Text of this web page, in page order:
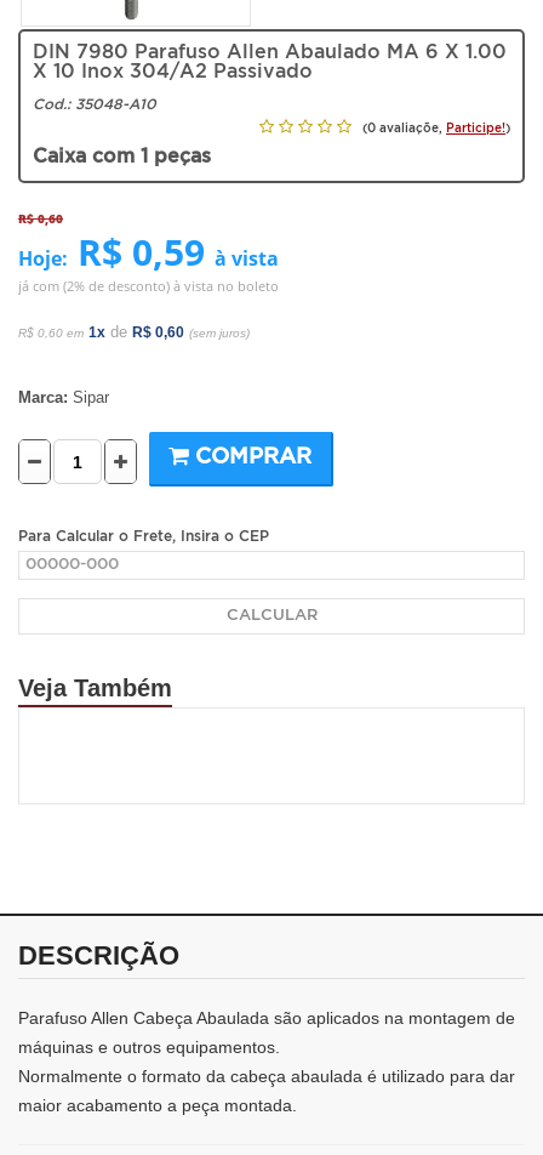
DIN 7980 Parafuso Allen Abaulado MA 6 X 1.00
X 10 Inox 304/A2 Passivado
Cod.: 35048-A10
(0 avaliaçõe, Participe!)
Caixa com 1 peças
R$ 0,60
Hoje: R$ 0,59 à vista
já com (2% de desconto) à vista no boleto
R$ 0,60 em 1x de R$ 0,60 (sem juros)
Marca: Sipar
COMPRAR
Para Calcular o Frete, Insira o CEP
CALCULAR
Veja Também
DESCRIÇÃO
Parafuso Allen Cabeça Abaulada são aplicados na montagem de
máquinas e outros equipamentos.
Normalmente o formato da cabeça abaulada é utilizado para dar
maior acabamento a peça montada.